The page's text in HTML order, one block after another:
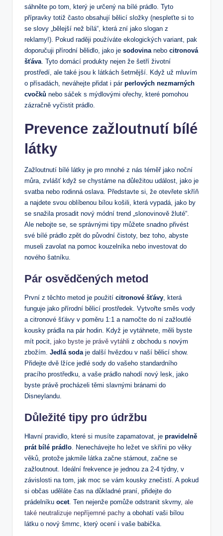
sáhněte po tom, který je určený na bílé prádlo. Tyto
přípravky totiž často obsahují bělicí složky (nespleťte si to
se slovy „bělejší než bílá“, která zní jako slogan z
reklamy!). Pokud raději používáte ekologických variant, pak
doporučuji přírodní bělidlo, jako je sodovina nebo citronová
šťáva . Tyto domácí produkty nejen že šetří životní
prostředí, ale také jsou k látkách šetrnější. Když už mluvím
o přísadách, neváhejte přidat i pár perlových nezmarných
cvočků nebo sáček s mýdlovými ořechy, které pomohou
zázračně vyčistit prádlo.
Prevence zažloutnutí bílé
látky
Zažloutnutí bílé látky je pro mnohé z nás téměř jako noční
můra, zvlášť když se chystáme na důležitou událost, jako je
svatba nebo rodinná oslava. Představte si, že otevřete skříň
a najdete svou oblíbenou bílou košili, která vypadá, jako by
se snažila prosadit nový módní trend „slonovinově žluté“.
Ale nebojte se, se správnými tipy můžete snadno přivést
své bílé prádlo zpět do původní čistoty, bez toho, abyste
museli zavolat na pomoc kouzelníka nebo investovat do
nového šatníku.
Pár osvědčených metod
První z těchto metod je použití citronové šťávy , která
funguje jako přírodní bělicí prostředek. Vytvořte směs vody
a citronové šťávy v poměru 1:1 a namočte do ní zažloutlé
kousky prádla na pár hodin. Když je vytáhnete, měli byste
mít pocit, jako byste je právě vytáhli z obchodu s novým
zbožím. Jedlá soda je další hvězdou v naší bělicí show.
Přidejte dvě lžíce jedlé sody do vašeho standardního
pracího prostředku, a vaše prádlo nahodí nový lesk, jako
byste právě procházeli těmi slavnými bránami do
Disneylandu.
Důležité tipy pro údržbu
Hlavní pravidlo, které si musíte zapamatovat, je pravidelně
prát bílé prádlo . Nenechávejte ho ležet ve skříni po věky
věků, protože jakmile látka začne stárnout, začne se
zažloutnout. Ideální frekvence je jednou za 2-4 týdny, v
závislosti na tom, jak moc se vám kousky znečistí. A pokud
si občas uděláte čas na důkladné praní, přidejte do
prádelníku ocet. Ten nejenže pomůže odstranit skvrny, ale
také neutralizuje nepříjemné pachy a obohatí vaši bílou
látku o nový šmrnc, který ocení i vaše babička.